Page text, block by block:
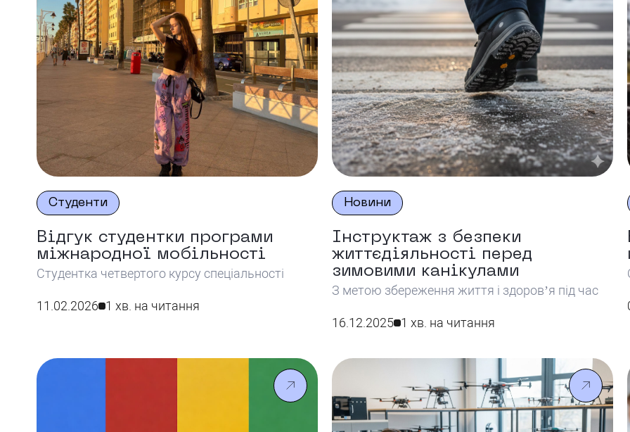
Студенти
Відгук студентки програми
міжнародної мобільності
Студентка четвертого курсу спеціальності
(англійська)» Єва Коврова, розповідає про
(англійська)». Впродовж осіннього семестру
2025-26 навчального року я перебувала за
програмою Erasmus+ в університеті Кадіса,
11.02.2026 1 хв. на читання
Новини
Інструктаж з безпеки
життєдіяльності перед
зимовими канікулами
З метою збереження життя і здоров’я під час
воєнного стану просимо дотримуватися
16.12.2025 1 хв. на читання